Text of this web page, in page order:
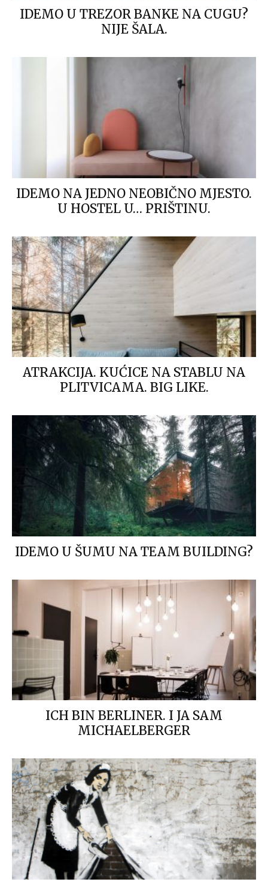
IDEMO U TREZOR BANKE NA CUGU?
NIJE ŠALA.
IDEMO NA JEDNO NEOBIČNO MJESTO.
U HOSTEL U… PRIŠTINU.
ATRAKCIJA. KUĆICE NA STABLU NA
PLITVICAMA. BIG LIKE.
IDEMO U ŠUMU NA TEAM BUILDING?
ICH BIN BERLINER. I JA SAM
MICHAELBERGER